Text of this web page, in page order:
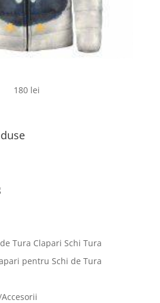
180 lei
Tura Clapari Schi Tura
pentru Schi de Tura
Accesorii